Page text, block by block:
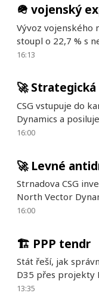
🪖 vojenský
Vývoz vojenského
stoupl o 22,7 % s
16:13
🚀
CSG vstupuje do
Dynamics a
16:00
🚀 Levné
Strnadova CSG
North Vector
16:00
🏗️ PPP tendr
Stát řeší, jak
D35 přes projekty
13:35